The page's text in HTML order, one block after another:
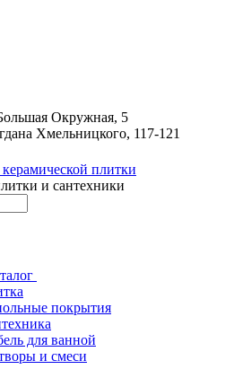
Окружная, 5
Хмельницкого, 117-121
и сантехники
покрытия
для ванной
и смеси